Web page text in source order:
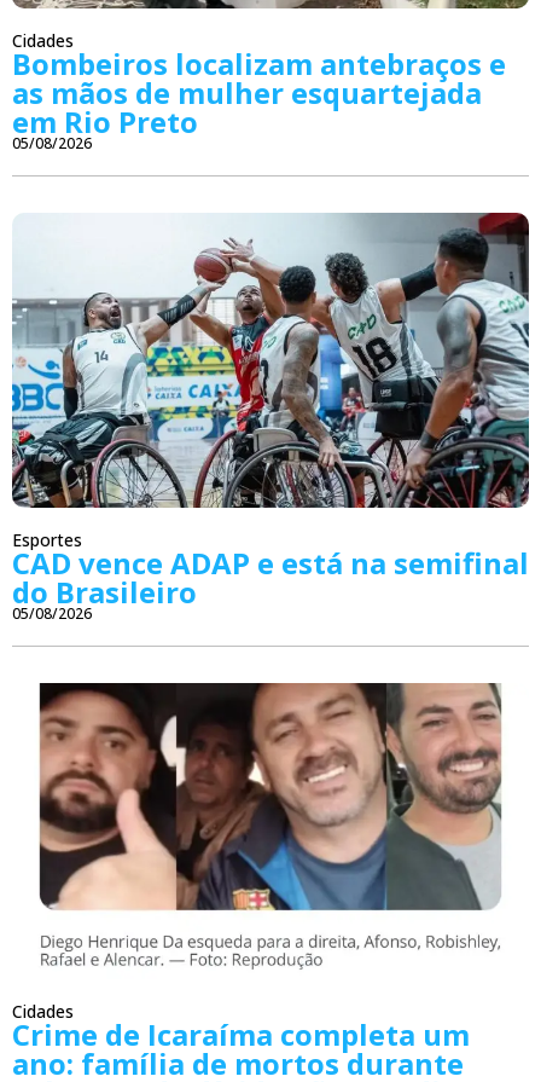
Cidades
Bombeiros localizam antebraços e
as mãos de mulher esquartejada
em Rio Preto
05/08/2026
Esportes
CAD vence ADAP e está na semifinal
do Brasileiro
05/08/2026
Cidades
Crime de Icaraíma completa um
ano: família de mortos durante